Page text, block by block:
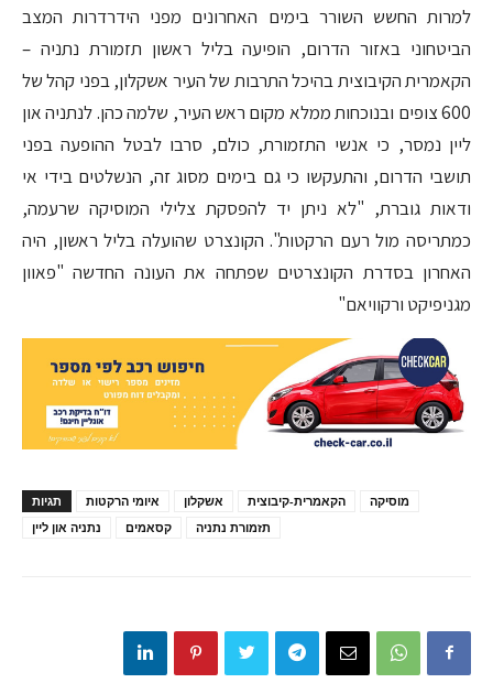
למרות החשש השורר בימים האחרונים מפני הידרדרות המצב
הביטחוני באזור הדרום, הופיעה בליל ראשון תזמורת נתניה –
הקאמרית הקיבוצית בהיכל התרבות של העיר אשקלון, בפני קהל של
600 צופים ובנוכחות ממלא מקום ראש העיר, שלמה כהן. לנתניה און
ליין נמסר, כי אנשי התזמורת, כולם, סרבו לבטל ההופעה בפני
תושבי הדרום, והתעקשו כי גם בימים מסוג זה, הנשלטים בידי אי
ודאות גוברת, "לא ניתן יד להפסקת צלילי המוסיקה שרעמה,
כמתריסה מול רעם הרקטות". הקונצרט שהועלה בליל ראשון, היה
האחרון בסדרת הקונצרטים שפתחה את העונה החדשה "פאוון
מגניפיקט ורקוויאם"
תגיות איומי הרקטות אשקלון הקאמרית-קיבוצית
מוסיקה
נתניה און ליין
קסאמים תזמורת נתניה